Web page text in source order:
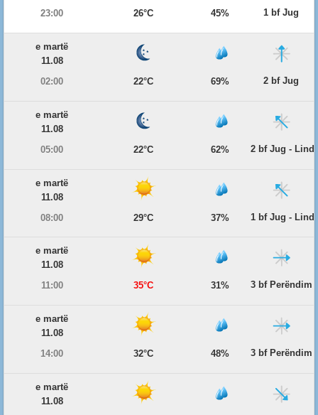
23:00 26°C 45% 1 bf Jug
e martë
11.08
02:00
22°C 69% 2 bf Jug
e martë
11.08
05:00
22°C 62% 2 bf Jug -
e martë
11.08
08:00
29°C 37% 1 bf Jug -
e martë
11.08
11:00
35°C 31% 3 bf Perëndim
e martë
11.08
14:00
32°C 48% 3 bf Perëndim
e martë
11.08